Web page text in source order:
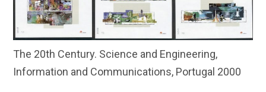
The 20th Century. Science and Engineering,
Information and Communications, Portugal 2000